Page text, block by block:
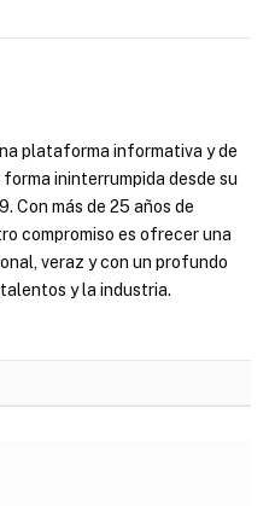
plataforma informativa y de
ininterrumpida desde su
Con más de 25 años de
compromiso es ofrecer una
veraz y con un profundo
y la industria.